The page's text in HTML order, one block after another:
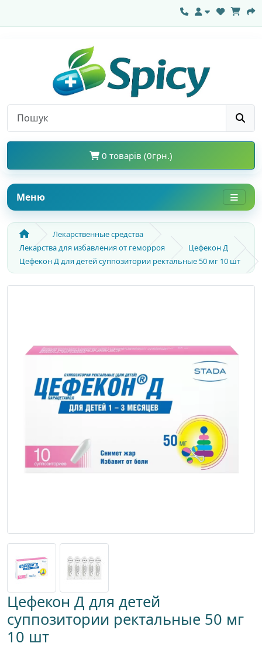
0 товарів (0грн.)
Меню
Лекарственные средства
Лекарства для избавления от геморроя
Цефекон Д
Цефекон Д для детей суппозитории ректальные 50 мг 10 шт
Цефекон Д для детей
суппозитории ректальные 50 мг
10 шт